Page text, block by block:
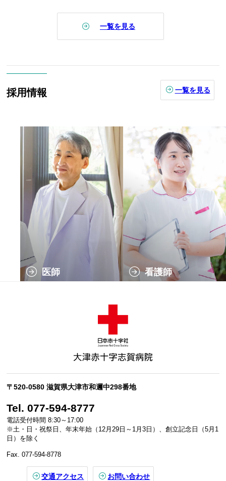
一覧を見る
採用情報 一覧を見る
医師 看護師
〒520-0580 滋賀県大津市和邇中298番地
Tel. 077-594-8777
電話受付時間 8:30～17:00
※土・日・祝祭日、年末年始（12月29日～1月3日）、創立記念日（5月1
日）を除く
Fax. 077-594-8778
交通アクセス お問い合わせ